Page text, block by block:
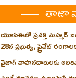
తాజా
యూఏఈలో ప్రవక్త మహ్మద్
28న ప్రభుత్వ, ప్రైవేట్
వైజాగ్ వాహనదారులకు